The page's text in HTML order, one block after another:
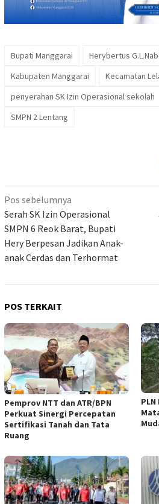
Bupati Manggarai
Herybertus
Kabupaten Manggarai
Kecamatan
penyerahan SK Izin Operasional sekolah
SMPN 2 Lentang
Navigasi
pos
Pos sebelumnya
Serah SK Izin Operasional
SMPN 6 Reok Barat, Bupati
Hery Berpesan Jadikan Anak-
anak Cerdas dan Terhormat
POS TERKAIT
Pemprov NTT dan ATR/BPN
Perkuat Sinergi Percepatan
Sertifikasi Tanah dan Tata
Ruang